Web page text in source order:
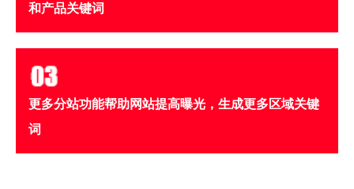
和产品关键词
更多分站功能帮助网站提高曝光，生成更多区域关键
词